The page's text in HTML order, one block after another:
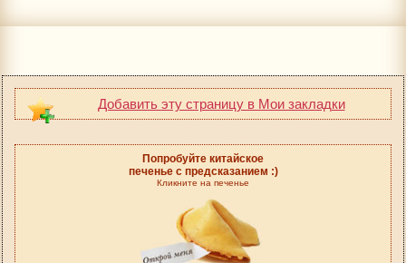
Добавить эту страницу в Мои закладки
Попробуйте китайское
печенье с предсказанием :)
Кликните на печенье